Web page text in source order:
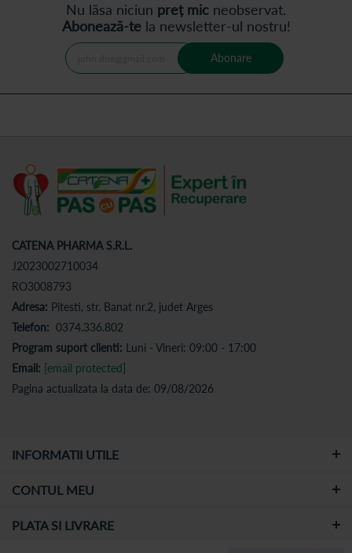
Nu lăsa niciun preț mic neobservat.
Abonează-tela newsletter-ul nostru!
Abonare
CATENA PHARMA S.R.L.
J2023002710034
RO3008793
Adresa: Pitesti, str. Banat nr.2, judet Arges
Telefon: 0374.336.802
Program suport clienti: Luni - Vineri: 09:00 - 17:00
Email: [email protected]
Pagina actualizata la data de: 09/08/2026
INFORMATII UTILE
CONTUL MEU
PLATA SI LIVRARE